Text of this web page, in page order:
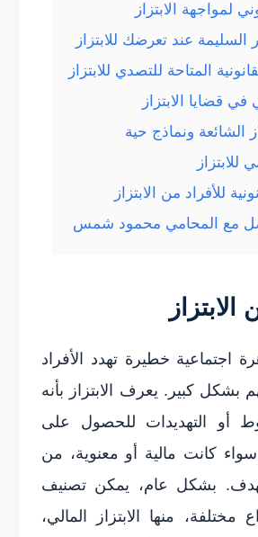
لمواجهة الابتزاز
السليمة عند تعرضك للابتزاز
المتاحة للتصدي للابتزاز
قضايا الابتزاز
الشائعة ونماذج حية
للابتزاز
للأفراد من الابتزاز
مع المحامي محمود شمس
اجتماعية خطيرة تهدد الأفراد
بشكل كبير. يعرف الابتزاز بأنه
أو التهديدات للحصول على
كانت مالية أو معنوية، من
بشكل عام، يمكن تصنيف
مختلفة، منها الابتزاز المالي،